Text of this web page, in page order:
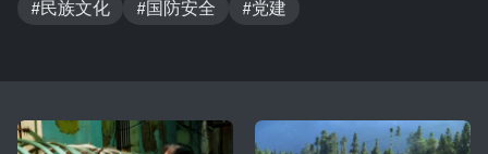
#民族文化
#国防安全 #党建